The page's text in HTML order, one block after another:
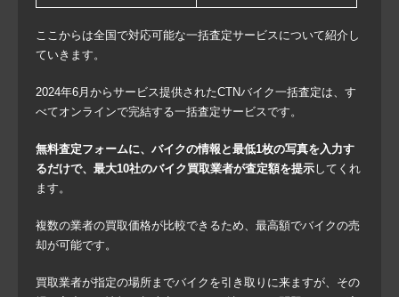
ここからは全国で対応可能な一括査定サービスについて紹介し
ていきます。
2024年6月からサービス提供されたCTNバイク一括査定は、す
べてオンラインで完結する一括査定サービスです。
無料査定フォームに、バイクの情報と最低1枚の写真を入力す
るだけで、最大10社のバイク買取業者が査定額を提示してくれ
ます。
複数の業者の買取価格が比較できるため、最高額でバイクの売
却が可能です。
買取業者が指定の場所までバイクを引き取りに来ますが、その